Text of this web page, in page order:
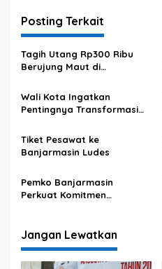
i
g
a
s
i
p
o
s
Posting Terkait
Tagih Utang Rp300 Ribu
Berujung Maut di
Wali Kota Ingatkan
Pentingnya Transformasi
Mempercepat Pelayanan
Tiket Pesawat ke
Banjarmasin Ludes
Pemko Banjarmasin
Perkuat Komitmen
Jangan Lewatkan